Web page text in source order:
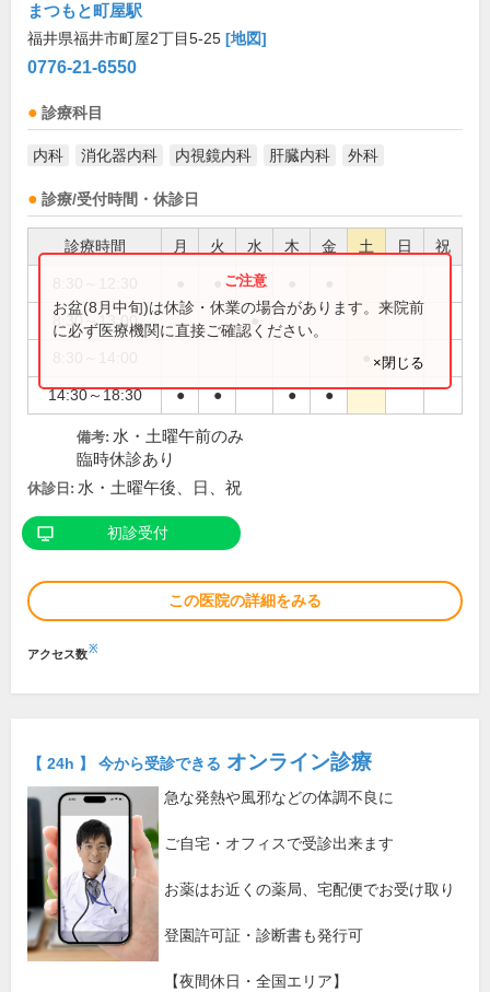
まつもと町屋駅
福井県福井市町屋2丁目5-25 [地図]
0776-21-6550
診療科目
内科 消化器内科 内視鏡内科 肝臓内科 外科
診療/受付時間・休診日
診療時間 月 火 水 木 金 土 日 祝
8:30～13:00 ●
14:30～18:30 ● ● ● ●
お盆(8月中旬)は休診・休業の場合があります。来院前
に必ず医療機関に直接ご確認ください。
×閉じる
備考: 水・土曜午前のみ
臨時休診あり
休診日: 水・土曜午後、日、祝
初診受付
この医院の詳細をみる
アクセス数※
【 24h 】 今から受診できる オンライン診療
急な発熱や風邪などの体調不良に
ご自宅・オフィスで受診出来ます
お薬はお近くの薬局、宅配便でお受け取り
登園許可証・診断書も発行可
【夜間休日・全国エリア】